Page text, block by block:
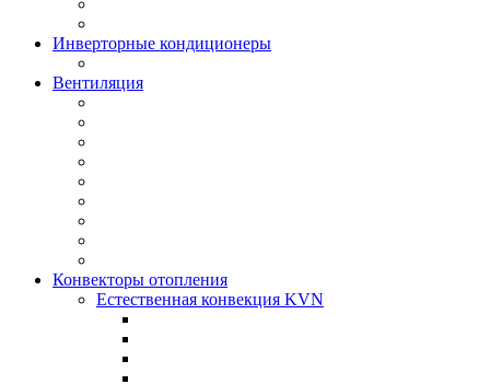
Инверторные кондиционеры
Вентиляция
Конвекторы отопления
Естественная конвекция KVN